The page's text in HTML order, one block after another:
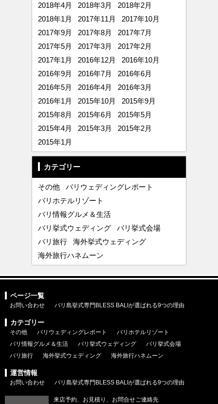
2018年4月
2018年3月
2018年2月
2018年1月
2017年11月
2017年10月
2017年9月
2017年8月
2017年7月
2017年5月
2017年3月
2017年2月
2017年1月
2016年12月
2016年10月
2016年9月
2016年7月
2016年6月
2016年5月
2016年4月
2016年3月
2016年1月
2015年10月
2015年9月
2015年8月
2015年6月
2015年5月
2015年4月
2015年3月
2015年2月
2015年1月
カテゴリー
その他
バリウェディングレポート
バリホテルリゾート
バリ情報グルメ＆生活
バリ挙式ウェディング
バリ挙式会場
バリ旅行
海外挙式ウェディング
海外旅行ハネムーン
ページ一覧
お問い合わせ バリ島挙式専門BLESS BALIが選ばれる9つの理由
カテゴリー
その他 バリウェディングレポート
バリホテルリゾート
バリ情報グルメ＆生活
バリ挙式ウェディング
バリ挙式会場
バリ旅行
海外挙式ウェディング 海外旅行ハネムーン
運営情報
お問い合わせ バリ島挙式専門BLESS BALIが選ばれる9つの理由
来店予約、お見積り、お問合せご連絡先